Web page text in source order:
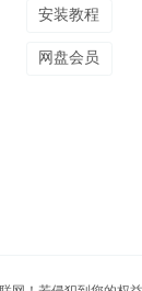
安装教程
网盘会员